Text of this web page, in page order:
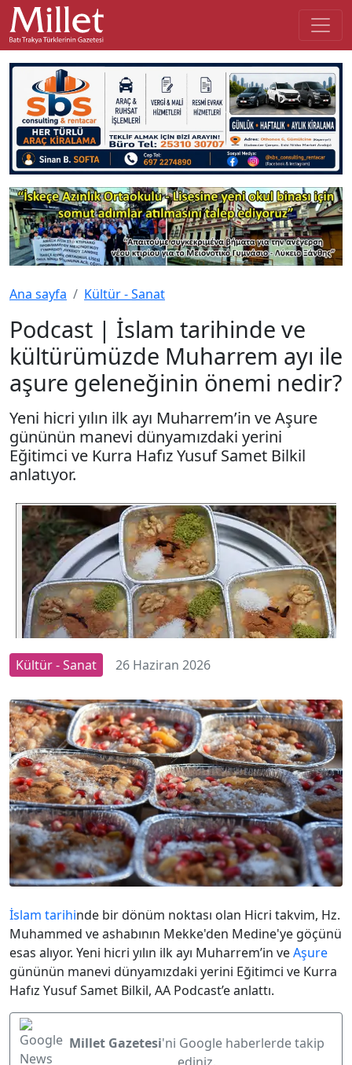
Ana sayfa Kültür - Sanat
Podcast | İslam tarihinde ve
kültürümüzde Muharrem ayı ile
aşure geleneğinin önemi nedir?
Yeni hicri yılın ilk ayı Muharrem’in ve Aşure
gününün manevi dünyamızdaki yerini
Eğitimci ve Kurra Hafız Yusuf Samet Bilkil
anlatιyor.
Kültür - Sanat 26 Haziran 2026
İslam tarihinde bir dönüm noktası olan Hicri takvim, Hz.
Muhammed ve ashabının Mekke'den Medine'ye göçünü
esas alıyor. Yeni hicri yılın ilk ayı Muharrem’in veAşure
gününün manevi dünyamızdaki yerini Eğitimci ve Kurra
Hafız Yusuf Samet Bilkil, AA Podcast’e anlattı.
Millet Gazetesi'ni Google haberlerde takip